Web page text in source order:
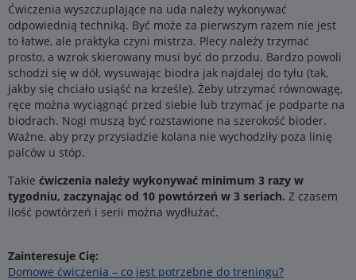
Ćwiczenia wyszczuplające na uda należy wykonywać
odpowiednią techniką. Być może za pierwszym razem nie jest
to łatwe, ale praktyka czyni mistrza. Plecy należy trzymać
prosto, a wzrok skierowany musi być do przodu. Bardzo powoli
schodzi się w dół, wysuwając biodra jak najdalej do tyłu (tak,
jakby się chciało usiąść na krześle). Żeby utrzymać równowagę,
ręce można wyciągnąć przed siebie lub trzymać je podparte na
biodrach. Nogi muszą być rozstawione na szerokość bioder.
Ważne, aby przy przysiadzie kolana nie wychodziły poza linię
palców u stóp.
Takie ćwiczenia należy wykonywać minimum 3 razy w
tygodniu, zaczynając od 10 powtórzeń w 3 seriach. Z czasem
ilość powtórzeń i serii można wydłużać.
Zainteresuje Cię:
Domowe ćwiczenia – co jest potrzebne do treningu?